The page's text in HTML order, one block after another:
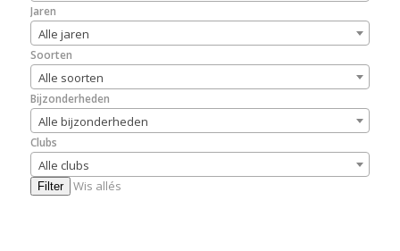
Jaren
Alle jaren
Soorten
Alle soorten
Bijzonderheden
Alle bijzonderheden
Clubs
Alle clubs
Filter Wis allés